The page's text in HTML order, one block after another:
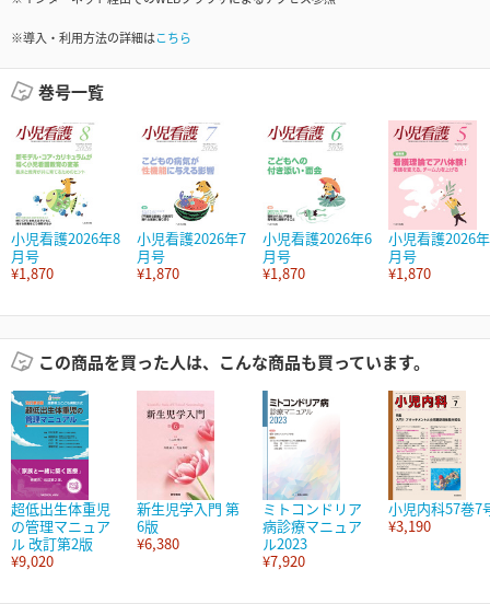
※導入・利用方法の詳細はこちら
巻号一覧
小児看護2026年8
月号
¥1,870
小児看護2026年7
月号
¥1,870
小児看護2026年6
月号
¥1,870
小児看護2026
月号
¥1,870
この商品を買った人は、こんな商品も買っています。
超低出生体重児
の管理マニュア
ル 改訂第2版
¥9,020
新生児学入門 第
6版
¥6,380
ミトコンドリア
病診療マニュア
ル2023
¥7,920
小児内科57巻7
¥3,190